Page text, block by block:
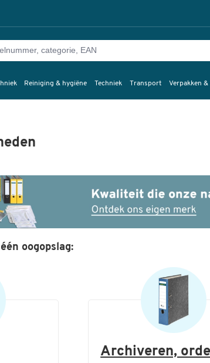
Reiniging & hygiëne Techniek Transport Verpakken &
oogopslag:
Archiveren,